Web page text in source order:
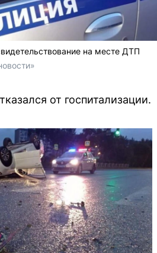
на месте ДТП
от госпитализации.